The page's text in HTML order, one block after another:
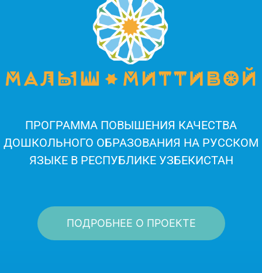
ПРОГРАММА ПОВЫШЕНИЯ КАЧЕСТВА
ДОШКОЛЬНОГО ОБРАЗОВАНИЯ НА РУССКОМ
ЯЗЫКЕ В РЕСПУБЛИКЕ УЗБЕКИСТАН
ПОДРОБНЕЕ О ПРОЕКТЕ